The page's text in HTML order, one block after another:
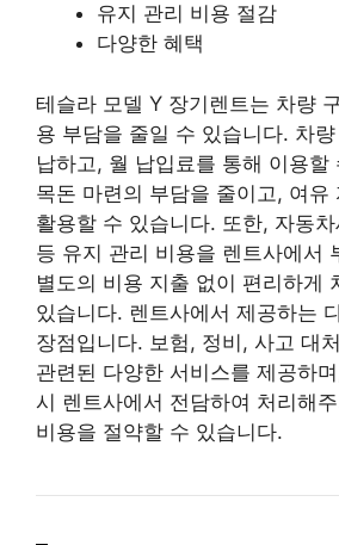
유지 관리 비용 절감
다양한 혜택
테슬라 모델 Y 장기렌트는 차량
용 부담을 줄일 수 있습니다. 차
납하고, 월 납입료를 통해 이용할
목돈 마련의 부담을 줄이고, 여유
활용할 수 있습니다. 또한, 자동
등 유지 관리 비용을 렌트사에서
별도의 비용 지출 없이 편리하게
있습니다. 렌트사에서 제공하는
장점입니다. 보험, 정비, 사고 대
관련된 다양한 서비스를 제공하
시 렌트사에서 전담하여 처리해
비용을 절약할 수 있습니다.